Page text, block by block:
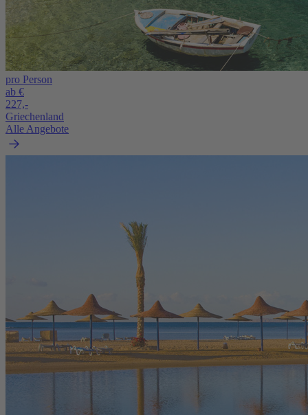
pro Person
ab €
227,-
Griechenland
Alle Angebote